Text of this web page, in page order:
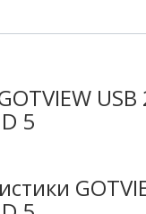
USB
5